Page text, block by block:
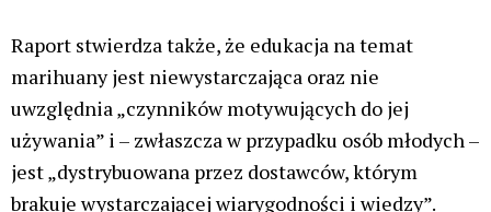
Raport stwierdza także, że edukacja na temat
marihuany jest niewystarczająca oraz nie
uwzględnia „czynników motywujących do jej
używania” i – zwłaszcza w przypadku osób młodych –
jest „dystrybuowana przez dostawców, którym
brakuje wystarczającej wiarygodności i wiedzy”.